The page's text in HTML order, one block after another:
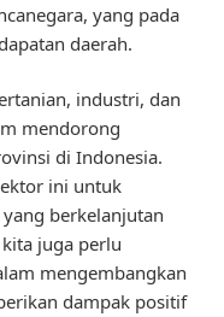
yang pada
daerah.
industri, dan
mendorong
di Indonesia.
ini untuk
berkelanjutan
juga perlu
mengembangkan
dampak positif